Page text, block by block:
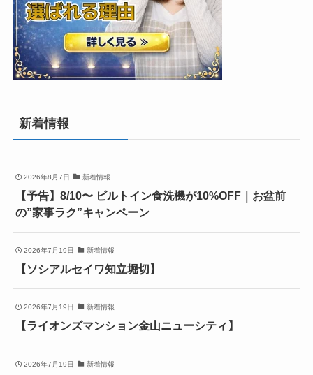
新着情報
2026年8月7日 新着情報
【予告】8/10〜 ビルトイン食洗機が10%OFF｜お盆前
の”家事ラク”キャンペーン
2026年7月19日 新着情報
【ソシアルセイワ知立堀切】
2026年7月19日 新着情報
【ライオンズマンション金山ニューシティ】
2026年7月19日 新着情報